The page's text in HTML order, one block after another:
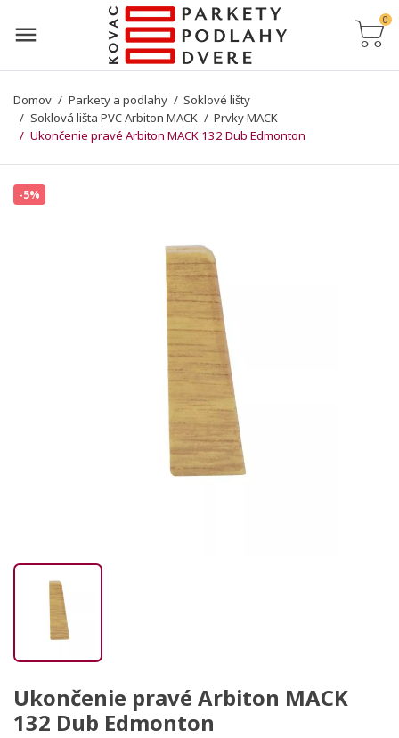
0
Domov Parkety a podlahy
Soklové lišty
Soklová lišta PVC Arbiton MACK
Prvky MACK
Ukončenie pravé Arbiton MACK 132 Dub Edmonton
-5%
Ukončenie pravé Arbiton MACK
132 Dub Edmonton